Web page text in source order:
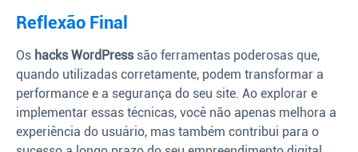
Reflexão Final
Os hacks WordPresssão ferramentas poderosas que,
quando utilizadas corretamente, podem transformar a
performance e a segurança do seu site. Ao explorar e
implementar essas técnicas, você não apenas melhora a
experiência do usuário, mas também contribui para o